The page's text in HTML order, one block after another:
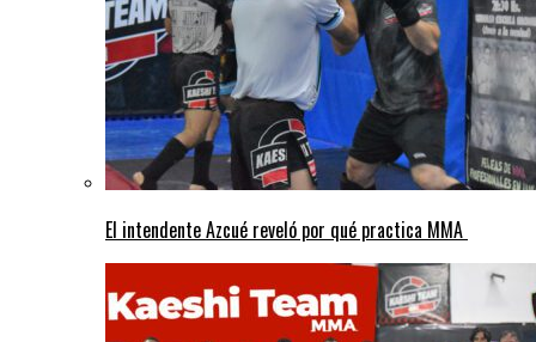
El intendente Azcué reveló por qué practica MMA